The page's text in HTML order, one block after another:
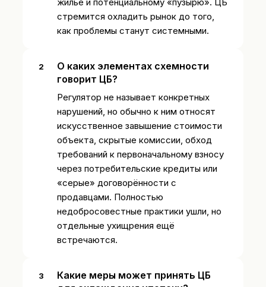
стремится охладить рынок до того,
как проблемы станут системными.
О каких элементах схемности
говорит ЦБ?
Регулятор не называет конкретных
нарушений, но обычно к ним относят
искусственное завышение стоимости
объекта, скрытые комиссии, обход
требований к первоначальному взносу
через потребительские кредиты или
«серые» договорённости с
продавцами. Полностью
недобросовестные практики ушли, но
отдельные ухищрения ещё
встречаются.
Какие меры может принять ЦБ